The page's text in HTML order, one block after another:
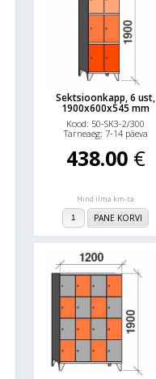
Sektsioonkapp, 6 ust,
1900x600x545 mm
Kood: 50-SK3-2/300
Tarneaeg: 7-14 päeva
438.00 €
Hind ilma km-ta
PANE KORVI